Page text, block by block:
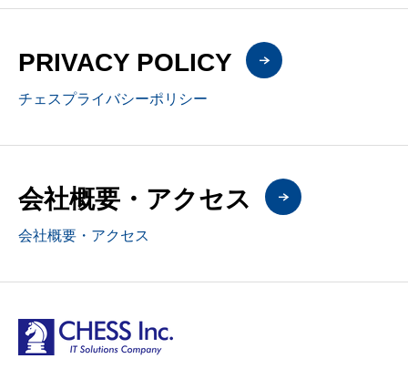
PRIVACY POLICY
チェスプライバシーポリシー
会社概要・アクセス
会社概要・アクセス